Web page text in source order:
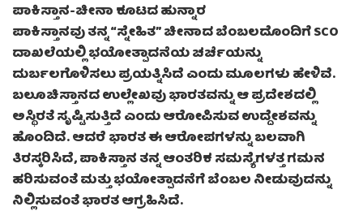
ಪಾಕಿಸ್ತಾನ-ಚೀನಾ ಕೂಟದ ಹುನ್ನಾರ
ಪಾಕಿಸ್ತಾನವು ತನ್ನ “ಸ್ನೇಹಿತ” ಚೀನಾದ ಬೆಂಬಲದೊಂದಿಗೆ SCO
ದಾಖಲೆಯಲ್ಲಿ ಭಯೋತ್ಪಾದನೆಯ ಚರ್ಚೆಯನ್ನು
ದುರ್ಬಲಗೊಳಿಸಲು ಪ್ರಯತ್ನಿಸಿದೆ ಎಂದು ಮೂಲಗಳು ಹೇಳಿವೆ.
ಬಲೂಚಿಸ್ತಾನದ ಉಲ್ಲೇಖವು ಭಾರತವನ್ನು ಆ ಪ್ರದೇಶದಲ್ಲಿ
ಅಸ್ಥಿರತೆ ಸೃಷ್ಟಿಸುತ್ತಿದೆ ಎಂದು ಆರೋಪಿಸುವ ಉದ್ದೇಶವನ್ನು
ಹೊಂದಿದೆ. ಆದರೆ ಭಾರತ ಈ ಆರೋಪಗಳನ್ನು ಬಲವಾಗಿ
ತಿರಸ್ಕರಿಸಿದೆ, ಪಾಕಿಸ್ತಾನ ತನ್ನ ಆಂತರಿಕ ಸಮಸ್ಯೆಗಳತ್ತ ಗಮನ
ಹರಿಸುವಂತೆ ಮತ್ತು ಭಯೋತ್ಪಾದನೆಗೆ ಬೆಂಬಲ ನೀಡುವುದನ್ನು
ನಿಲ್ಲಿಸುವಂತೆ ಭಾರತ ಆಗ್ರಹಿಸಿದೆ.